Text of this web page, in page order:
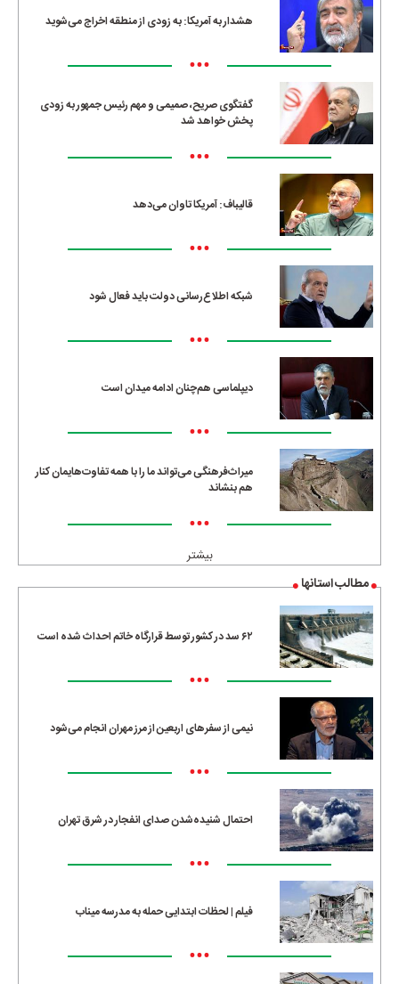
هشدار به آمریکا: به زودی از منطقه اخراج می‌شوید
•••
گفتگوی صریح، صمیمی و مهم رئیس جمهور به زودی
پخش خواهد شد
•••
قالیباف: آمریکا تاوان می‌دهد
•••
شبکه اطلاع‌رسانی دولت باید فعال شود
•••
دیپلماسی هم‌چنان ادامه میدان است
•••
میراث‌فرهنگی می‌تواند ما را با همه تفاوت‌هایمان کنار
هم بنشاند
•••
بیشتر
مطالب استانها
۶۲ سد در کشور توسط قرارگاه خاتم احداث شده است
•••
نیمی از سفرهای اربعین از مرز مهران انجام می‌شود
•••
احتمال شنیده‌شدن صدای انفجار در شرق تهران
•••
فیلم | لحظات ابتدایی حمله به مدرسه میناب
•••